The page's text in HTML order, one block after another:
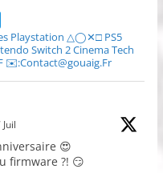
Playstation △◯✕□ PS5
Switch 2 Cinema Tech
✉️:Contact@gouaig.Fr
😍
firmware ?! 😏